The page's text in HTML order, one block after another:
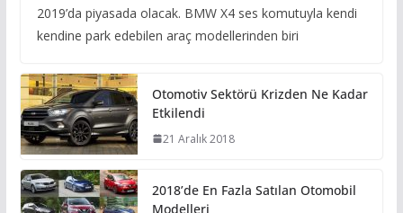
2019’da piyasada olacak. BMW X4 ses komutuyla kendi
kendine park edebilen araç modellerinden biri
Otomotiv Sektörü Krizden Ne Kadar
Etkilendi
21 Aralık 2018
2018’de En Fazla Satılan Otomobil
Modelleri